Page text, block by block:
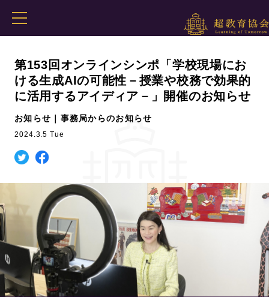
第153回オンラインシンポ「学校現場にお
ける生成AIの可能性－授業や校務で効果的
に活用するアイディア－」開催のお知らせ
お知らせ｜事務局からのお知らせ
2024.3.5 Tue